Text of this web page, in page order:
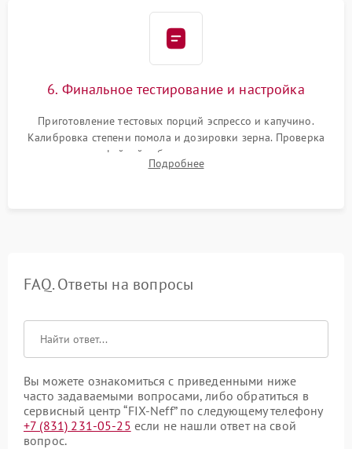
6. Финальное тестирование и настройка
Приготовление тестовых порций эспрессо и капучино.
Калибровка степени помола и дозировки зерна. Проверка
плотности кофейной таблетки, температуры напитка и
качества молочной пены. Контроль отсутствия посторонних
Подробнее
FAQ. Ответы на вопросы
Вы можете ознакомиться с приведенными ниже
часто задаваемыми вопросами, либо обратиться в
сервисный центр “FIX-Neff” по следующему телефону
+7 (831) 231-05-25 если не нашли ответ на свой
вопрос.